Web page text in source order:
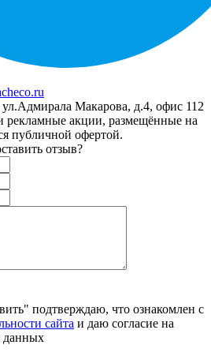
Макарова, д.4, офис 112
рекламные акции, размещённые на
публичной офертой.
отзыв?
подтверждаю, что ознакомлен с
сайта и даю согласие на
данных